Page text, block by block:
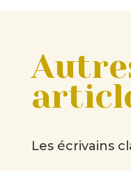
Les écrivains